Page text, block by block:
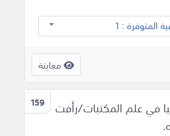
المتوفرة : 1
معاينة
159
في علم المكتبات/رأفت